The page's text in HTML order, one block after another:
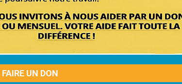
FAIRE UN DON